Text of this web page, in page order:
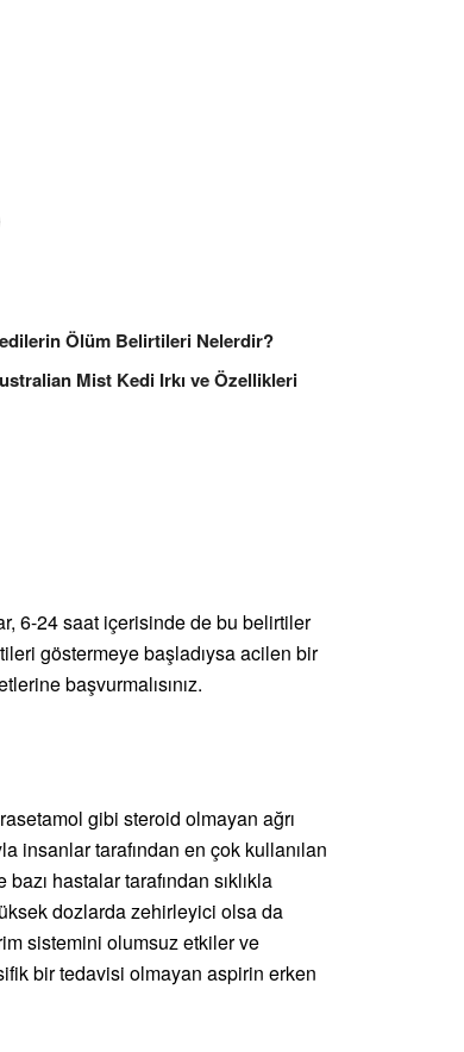
Ölüm Belirtileri Nelerdir?
Mist Kedi Irkı ve Özellikleri
6-24 saat içerisinde de bu belirtiler
göstermeye başladıysa acilen bir
başvurmalısınız.
gibi steroid olmayan ağrı
insanlar tarafından en çok kullanılan
hastalar tarafından sıklıkla
dozlarda zehirleyici olsa da
sistemini olumsuz etkiler ve
bir tedavisi olmayan aspirin erken